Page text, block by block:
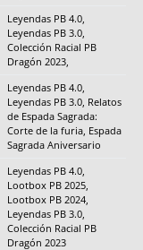
Leyendas PB 4.0,
Leyendas PB 3.0,
Colección Racial PB
Dragón 2023,
Leyendas PB 4.0,
Leyendas PB 3.0, Relatos
de Espada Sagrada:
Corte de la furia, Espada
Sagrada Aniversario
Leyendas PB 4.0,
Lootbox PB 2025,
Lootbox PB 2024,
Leyendas PB 3.0,
Colección Racial PB
Dragón 2023